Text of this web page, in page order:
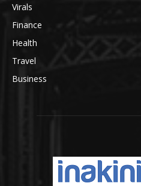
Virals
Finance
Health
Travel
Business